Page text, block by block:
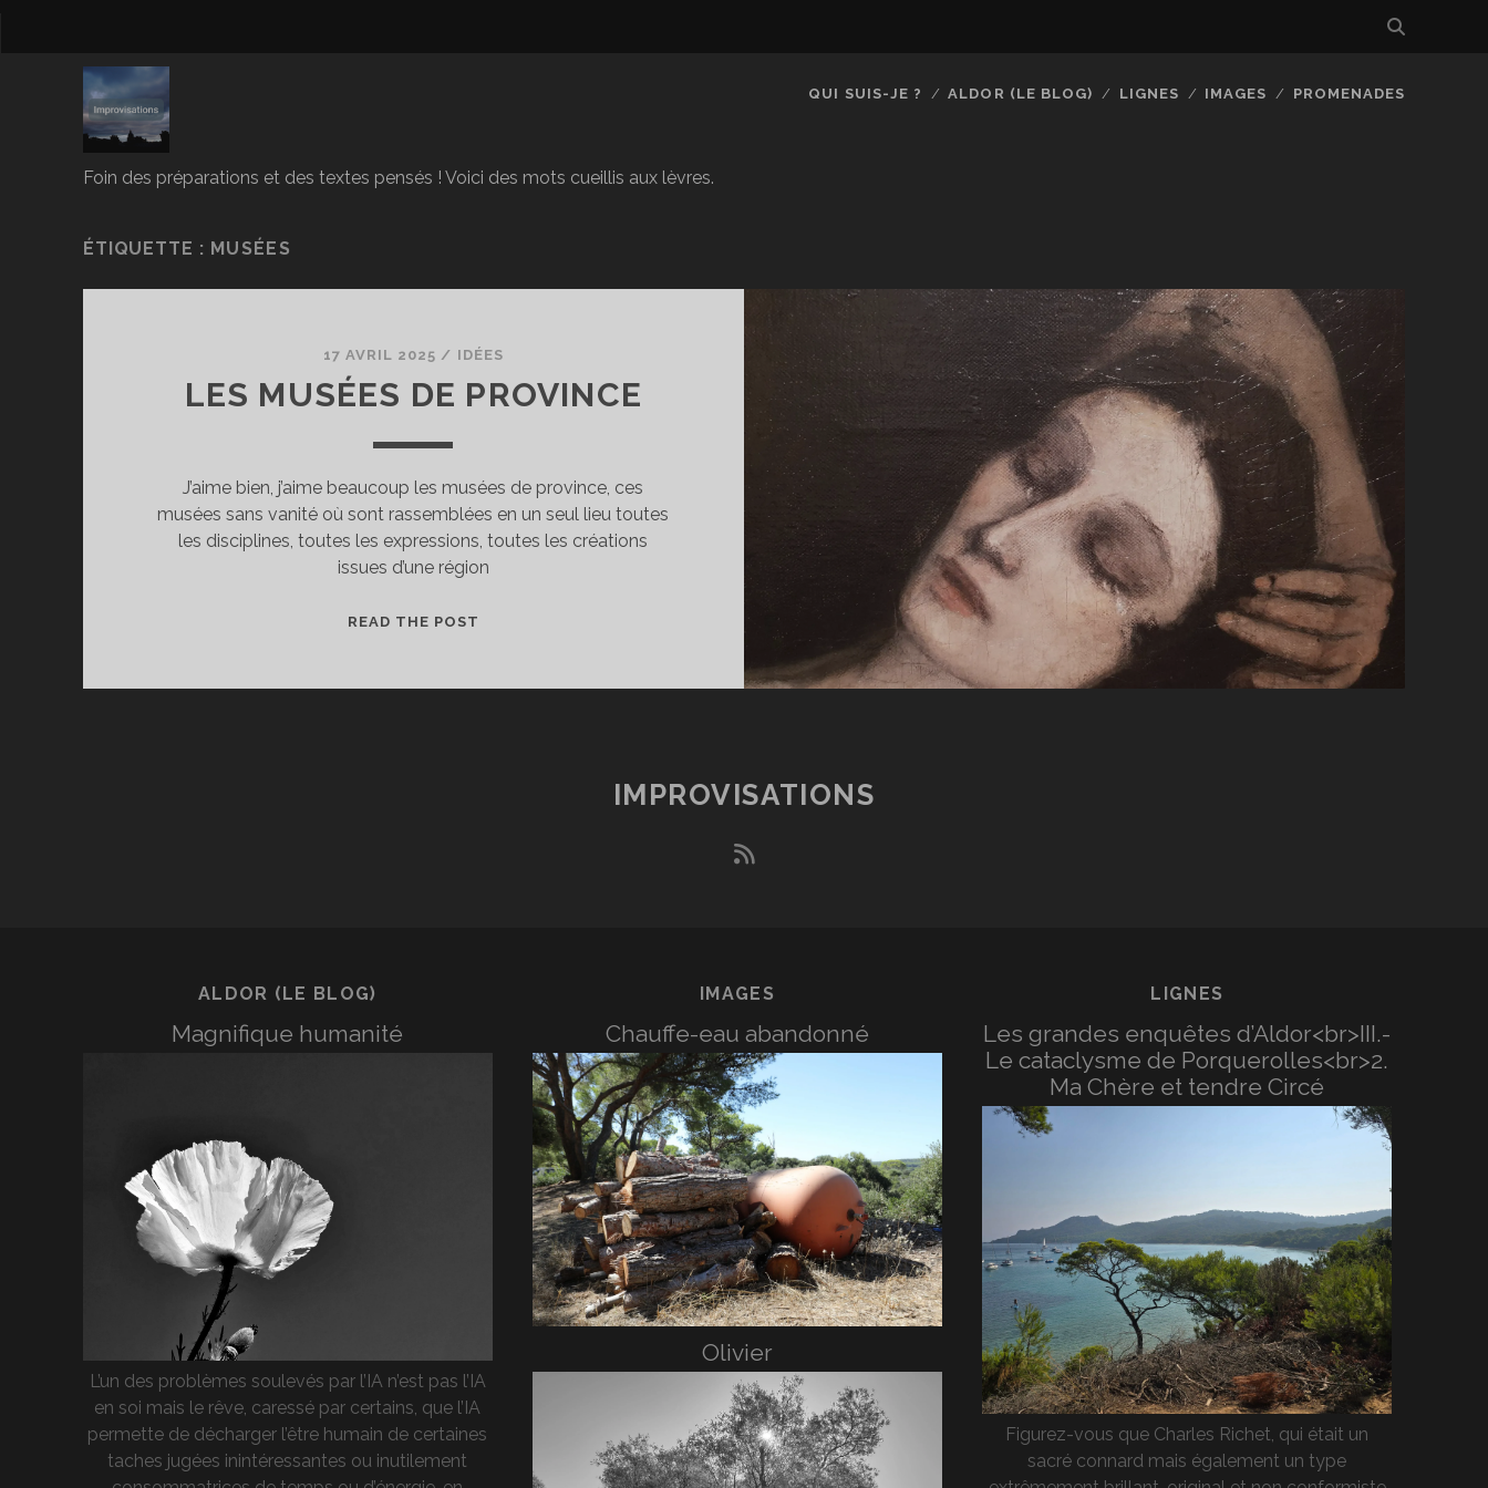
Foin des préparations et des textes pensés ! Voici des mots cueillis aux lèvres.
QUI SUIS-JE ? ALDOR (LE BLOG) LIGNES IMAGES PROMENADES
ÉTIQUETTE : MUSÉES
17 AVRIL 2025 / IDÉES
LES MUSÉES DE PROVINCE
J’aime bien, j’aime beaucoup les musées de province, ces
musées sans vanité où sont rassemblées en un seul lieu toutes
les disciplines, toutes les expressions, toutes les créations
issues d’une région
READ THE POST
IMPROVISATIONS
rss
ALDOR (LE BLOG)
Magnifique humanité
L’un des problèmes soulevés par l’IA n’est pas l’IA
en soi mais le rêve, caressé par certains, que l’IA
permette de décharger l’être humain de certaines
taches jugées inintéressantes ou inutilement
IMAGES
Chauffe-eau abandonné
Olivier
LIGNES
Les grandes enquêtes d’Aldor<br>III.-
Le cataclysme de Porquerolles<br>2.
Ma Chère et tendre Circé
Figurez-vous que Charles Richet, qui était un
sacré connard mais également un type